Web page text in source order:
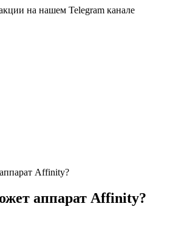
на нашем Telegram канале
Affinity?
аппарат Affinity?